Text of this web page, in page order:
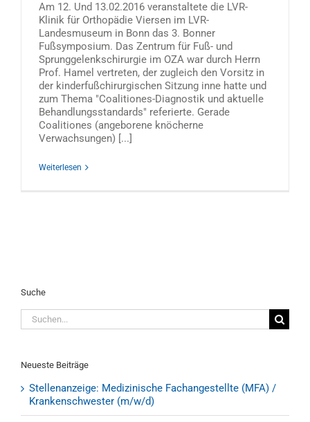
Am 12. Und 13.02.2016 veranstaltete die LVR-
Klinik für Orthopädie Viersen im LVR-
Landesmuseum in Bonn das 3. Bonner
Fußsymposium. Das Zentrum für Fuß- und
Sprunggelenkschirurgie im OZA war durch Herrn
Prof. Hamel vertreten, der zugleich den Vorsitz in
der kinderfußchirurgischen Sitzung inne hatte und
zum Thema "Coalitiones-Diagnostik und aktuelle
Behandlungsstandards" referierte. Gerade
Coalitiones (angeborene knöcherne
Verwachsungen) [...]
Weiterlesen
Suche
Suche
nach:
Neueste Beiträge
Stellenanzeige: Medizinische Fachangestellte (MFA) /
Krankenschwester (m/w/d)